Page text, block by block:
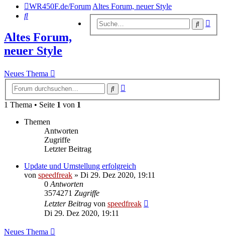
WR450F.de/Forum Altes Forum, neuer Style
Suche
Suche
Altes Forum,
neuer Style
Neues Thema
Suche
1 Thema • Seite 1 von 1
Themen
Antworten
Zugriffe
Letzter Beitrag
Update und Umstellung erfolgreich
von speedfreak » Di 29. Dez 2020, 19:11
0 Antworten
3574271 Zugriffe
Letzter Beitrag von speedfreak
Di 29. Dez 2020, 19:11
Neues Thema